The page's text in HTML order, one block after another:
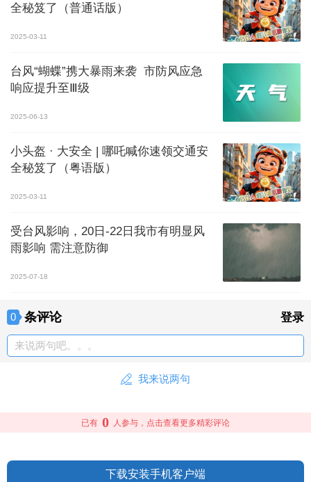
全秘笈了（普通话版）
2025-03-11
台风“蝴蝶”携大暴雨来袭 市防风应急
响应提升至Ⅲ级
2025-06-13
小头盔 · 大安全 | 哪吒喊你速领交通安
全秘笈了（粤语版）
2025-03-11
受台风影响，20日-22日我市有明显风
雨影响 需注意防御
2025-07-18
0 条评论 登录
来说两句吧。。。
我来说两句
已有 0 人参与，点击查看更多精彩评论
下载安装手机客户端